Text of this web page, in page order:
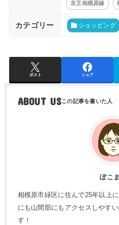
京王相模原線
カテゴリー ショッピング
ポスト シェア
ABOUT US
ぽこ
相模原市緑区に住んで25年以上
にも山間部にもアクセスしやす
す！